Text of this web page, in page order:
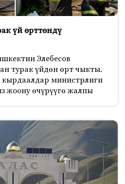
үй өрттөндү
Элебесов
турак үйдөн өрт чыкты.
кырдаалдар министрлиги
жоону өчүрүүгө жалпы